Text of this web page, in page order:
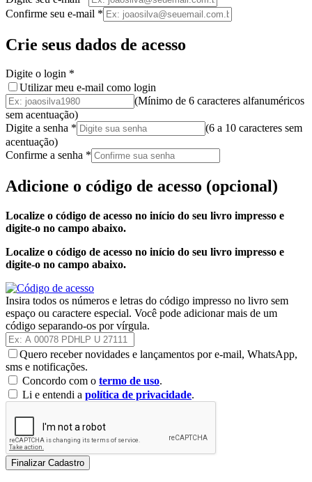
Confirme seu e-mail *
Crie seus dados de acesso
Digite o login *
Utilizar meu e-mail como login
(Mínimo de 6 caracteres alfanuméricos
sem acentuação)
Digite a senha * (6 a 10 caracteres sem
acentuação)
Confirme a senha *
Adicione o código de acesso (opcional)
Localize o código de acesso no início do seu livro impresso e
digite-o no campo abaixo.
Localize o código de acesso no início do seu livro impresso e
digite-o no campo abaixo.
Insira todos os números e letras do código impresso no livro sem
espaço ou caractere especial. Você pode adicionar mais de um
código separando-os por vírgula.
Quero receber novidades e lançamentos por e-mail, WhatsApp,
sms e notificações.
Concordo com o termo de uso.
Li e entendi a política de privacidade.